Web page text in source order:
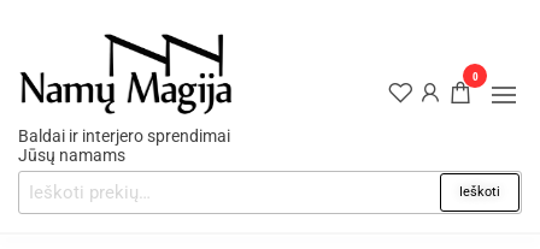
Baldai ir interjero sprendimai
Jūsų namams
Ieškoti
0